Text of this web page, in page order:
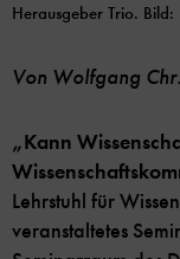
Herausgeber Trio.
Von Wolfgang
„Kann
Lehrstuhl für
veranstaltetes